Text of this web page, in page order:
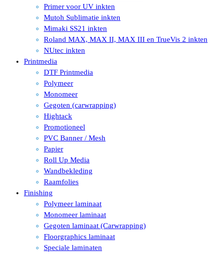
Primer voor UV inkten
Mutoh Sublimatie inkten
Mimaki SS21 inkten
Roland MAX, MAX II, MAX III en TrueVis 2 inkten
NUtec inkten
Printmedia
DTF Printmedia
Polymeer
Monomeer
Gegoten (carwrapping)
Hightack
Promotioneel
PVC Banner / Mesh
Papier
Roll Up Media
Wandbekleding
Raamfolies
Finishing
Polymeer laminaat
Monomeer laminaat
Gegoten laminaat (Carwrapping)
Floorgraphics laminaat
Speciale laminaten